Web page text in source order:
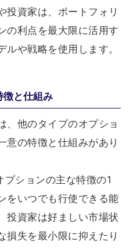
投資家は、ポートフォリ
の利点を最大限に活用す
ルや戦略を使用します。
徴と仕組み
、他のタイプのオプショ
意の特徴と仕組みがあり
ションの主な特徴の1
をいつでも行使できる能
投資家は好ましい市場状
損失を最小限に抑えたり